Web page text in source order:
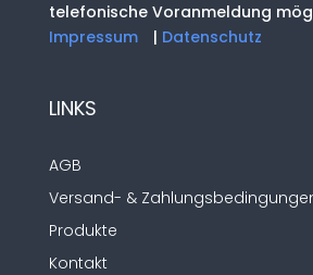
telefonische Voranmeldung
Impressum
| Datenschutz
LINKS
AGB
Versand- &
Produkte
Kontakt